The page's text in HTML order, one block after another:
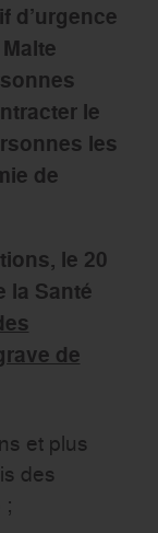
d’urgence
le
les
de
le 20
la Santé
de
et plus
des
;